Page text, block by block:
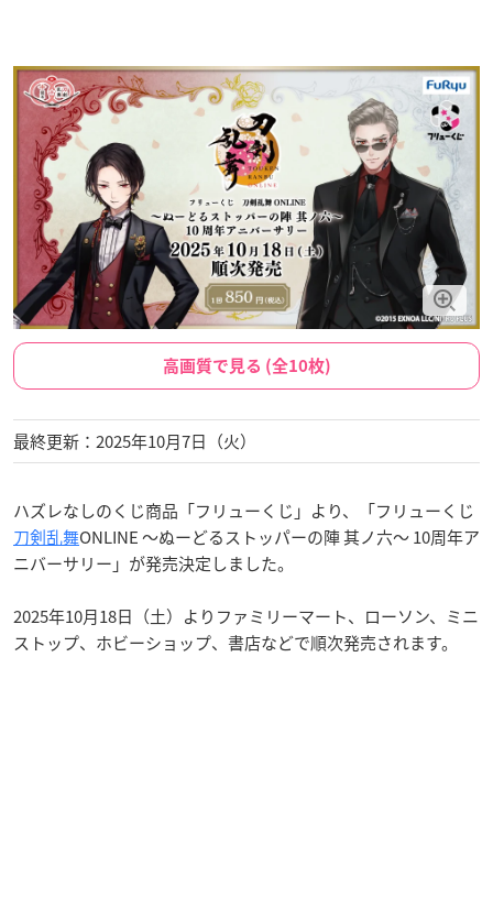
高画質で見る (全10枚)
最終更新：2025年10月7日（火）
ハズレなしのくじ商品「フリューくじ」より、「フリューくじ
刀剣乱舞ONLINE ～ぬーどるストッパーの陣 其ノ六～ 10周年ア
ニバーサリー」が発売決定しました。
2025年10月18日（土）よりファミリーマート、ローソン、ミニ
ストップ、ホビーショップ、書店などで順次発売されます。